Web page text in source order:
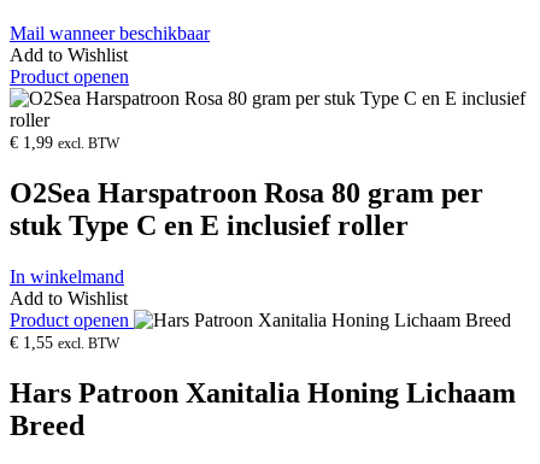
Mail wanneer beschikbaar
Add to Wishlist
Product openen
€ 1,99 excl. BTW
O2Sea Harspatroon Rosa 80 gram per
stuk Type C en E inclusief roller
In winkelmand
Add to Wishlist
Product openen
€ 1,55 excl. BTW
Hars Patroon Xanitalia Honing Lichaam
Breed